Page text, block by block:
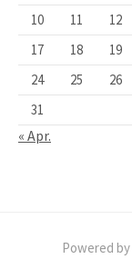
10
11 12
17
18 19
24
25 26
31
« Apr.
Powered by